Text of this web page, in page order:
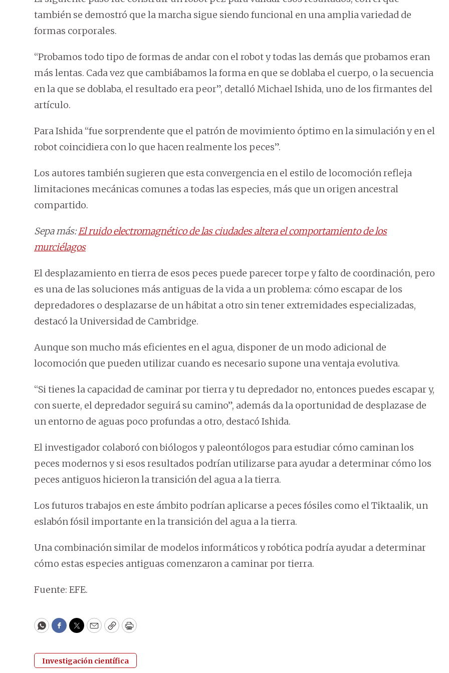
también se demostró que la marcha sigue siendo funcional en una amplia variedad de
formas corporales.
“Probamos todo tipo de formas de andar con el robot y todas las demás que probamos eran
más lentas. Cada vez que cambiábamos la forma en que se doblaba el cuerpo, o la secuencia
en la que se doblaba, el resultado era peor”, detalló Michael Ishida, uno de los firmantes del
artículo.
Para Ishida “fue sorprendente que el patrón de movimiento óptimo en la simulación y en el
robot coincidiera con lo que hacen realmente los peces”.
Los autores también sugieren que esta convergencia en el estilo de locomoción refleja
limitaciones mecánicas comunes a todas las especies, más que un origen ancestral
compartido.
Sepa más:El ruido electromagnético de las ciudades altera el comportamiento de los
murciélagos
El desplazamiento en tierra de esos peces puede parecer torpe y falto de coordinación, pero
es una de las soluciones más antiguas de la vida a un problema: cómo escapar de los
depredadores o desplazarse de un hábitat a otro sin tener extremidades especializadas,
destacó la Universidad de Cambridge.
Aunque son mucho más eficientes en el agua, disponer de un modo adicional de
locomoción que pueden utilizar cuando es necesario supone una ventaja evolutiva.
“Si tienes la capacidad de caminar por tierra y tu depredador no, entonces puedes escapar y,
con suerte, el depredador seguirá su camino”, además da la oportunidad de desplazase de
un entorno de aguas poco profundas a otro, destacó Ishida.
El investigador colaboró con biólogos y paleontólogos para estudiar cómo caminan los
peces modernos y si esos resultados podrían utilizarse para ayudar a determinar cómo los
peces antiguos hicieron la transición del agua a la tierra.
Los futuros trabajos en este ámbito podrían aplicarse a peces fósiles como el Tiktaalik, un
eslabón fósil importante en la transición del agua a la tierra.
Una combinación similar de modelos informáticos y robótica podría ayudar a determinar
cómo estas especies antiguas comenzaron a caminar por tierra.
Fuente: EFE.
WhatsApp
Facebook
Twitter
EmailCopyPrint
Investigación científica